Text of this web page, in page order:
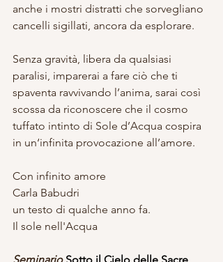
anche i mostri distratti che sorvegliano
cancelli sigillati, ancora da esplorare.
Senza gravità, libera da qualsiasi
paralisi, imparerai a fare ciò che ti
spaventa ravvivando l’anima, sarai così
scossa da riconoscere che il cosmo
tuffato intinto di Sole d’Acqua cospira
in un‘infinita provocazione all’amore.
Con infinito amore
Carla Babudri
un testo di qualche anno fa.
Il sole nell'Acqua